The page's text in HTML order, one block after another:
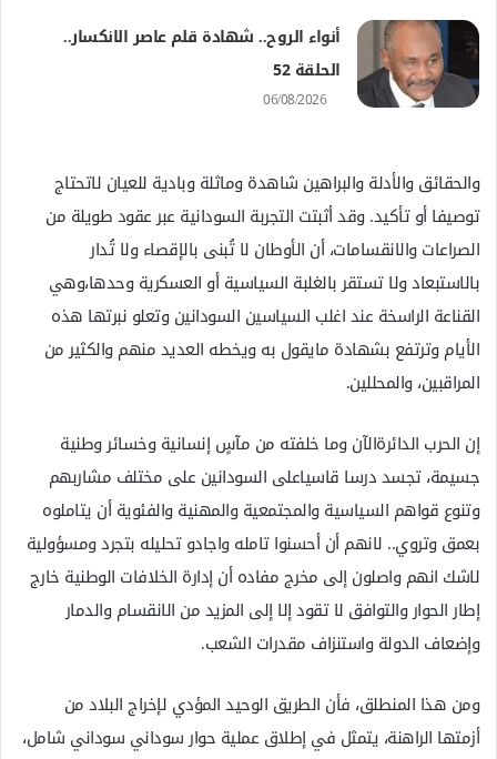
أنواء الروح.. شهادة قلم عاصر الانكسار..
الحلقة 52
06/08/2026
والحقائق والأدلة والبراهين شاهدة وماثلة وبادية للعيان لاتحتاج
توصيفا أو تأكيد. وقد أثبتت التجربة السودانية عبر عقود طويلة من
الصراعات والانقسامات، أن الأوطان لا تُبنى بالإقصاء ولا تُدار
بالاستبعاد ولا تستقر بالغلبة السياسية أو العسكرية وحدها،وهي
القناعة الراسخة عند اغلب السياسين السودانين وتعلو نبرتها هذه
الأيام وترتفع بشهادة مايقول به ويخطه العديد منهم والكثير من
المراقبين، والمحللين.
إن الحرب الدائرةالآن وما خلفته من مآسٍ إنسانية وخسائر وطنية
جسيمة، تجسد درسا قاسياعلى السودانين على مختلف مشاربهم
وتنوع قواهم السياسية والمجتمعية والمهنية والفئوية أن يتاملوه
بعمق وتروي.. لانهم أن أحسنوا تامله واجادو تحليله بتجرد ومسؤولية
لاشك انهم واصلون إلى مخرج مفاده أن إدارة الخلافات الوطنية خارج
إطار الحوار والتوافق لا تقود إلا إلى المزيد من الانقسام والدمار
وإضعاف الدولة واستنزاف مقدرات الشعب.
ومن هذا المنطلق، فأن الطريق الوحيد المؤدي لإخراج البلاد من
أزمتها الراهنة، يتمثل في إطلاق عملية حوار سوداني سوداني شامل،